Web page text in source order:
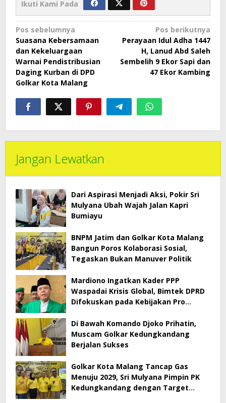
Ikuti Kami Pada
Navigasi
pos
Pos sebelumnya
Suasana Kebersamaan
dan Kekeluargaan
Warnai Pendistribusian
Daging Kurban di DPD
Golkar Kota Malang
Pos berikutnya
Perayaan Idul Adha 1447
H, Lanud Abd Saleh
Sembelih 9 Ekor Sapi dan
47 Ekor Kambing
Jangan Lewatkan
Dari Aspirasi Menjadi Aksi, Pokir Sri
Mulyana Ubah Wajah Jalan Kapri
Bumiayu
BNPM Jatim dan Golkar Kota Malang
Bangun Poros Kolaborasi Sosial,
Tegaskan Bukan Manuver Politik
Mardiono Ingatkan Kader PPP
Waspadai Krisis Global, Bimtek DPRD
Difokuskan pada Kebijakan Pro
Di Bawah Komando Djoko Prihatin,
Muscam Golkar Kedungkandang
Berjalan Sukses
Golkar Kota Malang Tancap Gas
Menuju 2029, Sri Mulyana Pimpin PK
Kedungkandang dengan Target